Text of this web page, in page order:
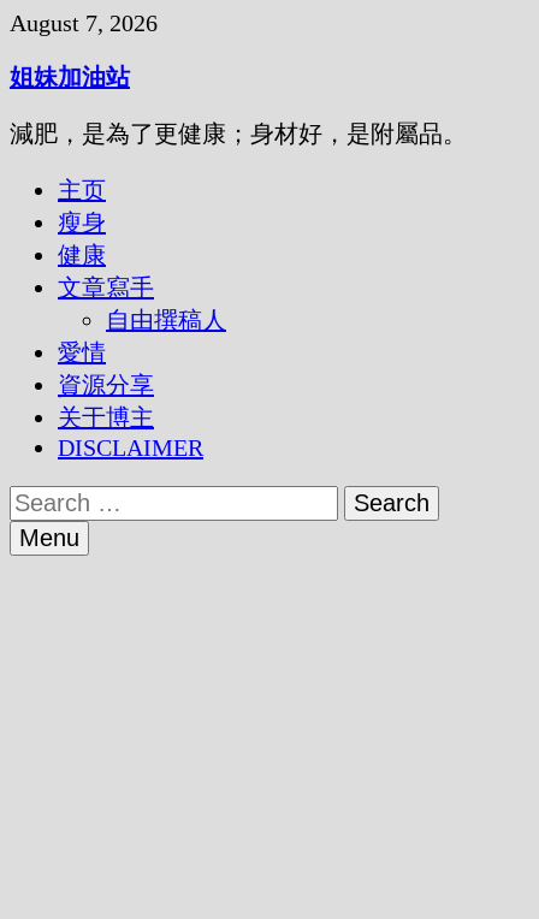
Skip
content
August 7, 2026
姐妹加油站
減肥，是為了更健康；身材好，是附屬品。
主页
瘦身
健康
文章寫手
自由撰稿人
愛情
資源分享
关于博主
DISCLAIMER
Search
for:
Menu